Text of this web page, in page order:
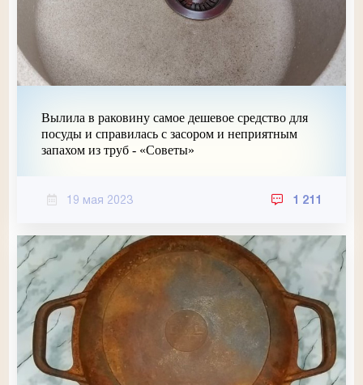
Вылила в раковину самое дешевое средство для
посуды и справилась с засором и неприятным
запахом из труб - «Советы»
19 мая 2023 1 211